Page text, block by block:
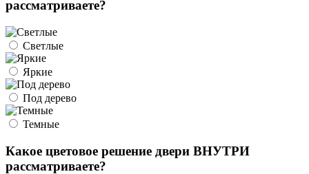
рассматриваете?
Светлые
Яркие
Под дерево
Темные
Какое цветовое решение двери ВНУТРИ
рассматриваете?